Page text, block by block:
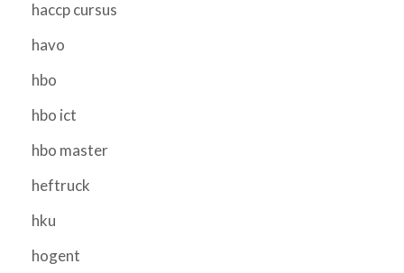
haccp cursus
havo
hbo
hbo ict
hbo master
heftruck
hku
hogent